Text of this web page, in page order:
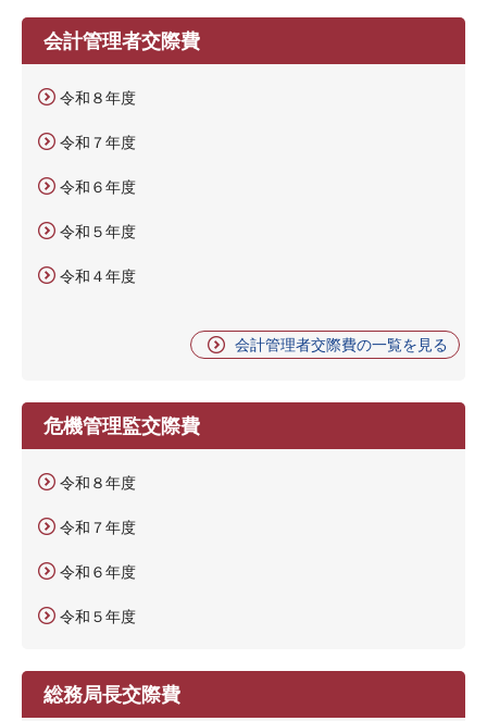
会計管理者交際費
令和８年度
令和７年度
令和６年度
令和５年度
令和４年度
会計管理者交際費の一覧を見る
危機管理監交際費
令和８年度
令和７年度
令和６年度
令和５年度
総務局長交際費